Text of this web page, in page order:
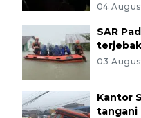
04
SAR
03
Kantor
tangani